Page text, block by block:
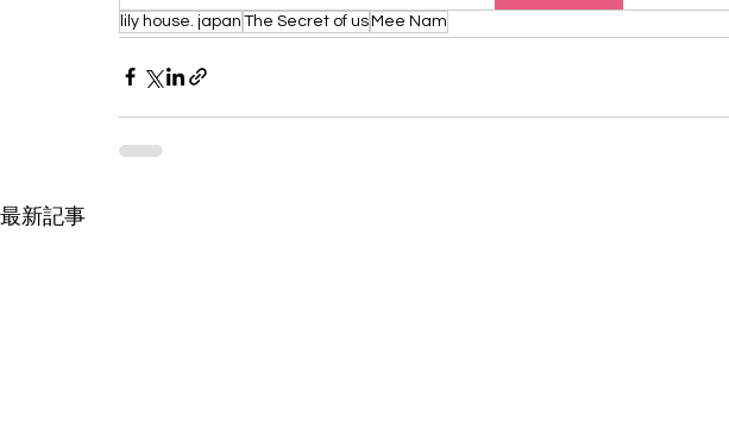
lily house. japan The Secret of usMee Nam
最新記事